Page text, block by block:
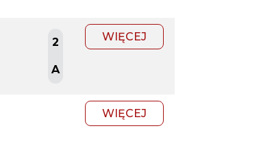
2
A
WIĘCEJ
WIĘCEJ